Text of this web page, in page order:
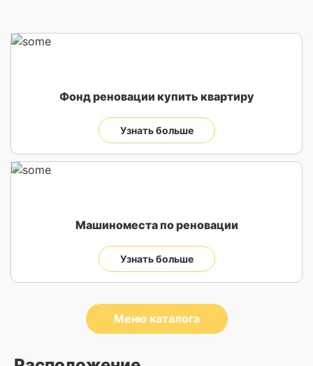
Фонд реновации купить квартиру
Узнать больше
Машиноместа по реновации
Узнать больше
Меню каталога